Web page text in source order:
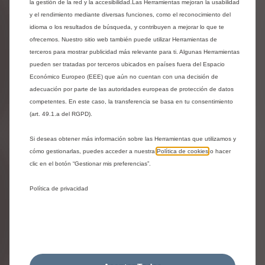
24,28€
Price
is
24,28
€
-
+
Quantity
updated
to:
1
Añadir a la cesta
la gestión de la red y la accesibilidad.Las Herramientas mejoran la usabilidad
y el rendimiento mediante diversas funciones, como el reconocimiento del
idioma o los resultados de búsqueda, y contribuyen a mejorar lo que te
ofrecemos. Nuestro sitio web también puede utilizar Herramientas de
terceros para mostrar publicidad más relevante para ti. Algunas Herramientas
pueden ser tratadas por terceros ubicados en países fuera del Espacio
Económico Europeo (EEE) que aún no cuentan con una decisión de
adecuación por parte de las autoridades europeas de protección de datos
competentes. En este caso, la transferencia se basa en tu consentimiento
(art. 49.1.a del RGPD).
Si deseas obtener más información sobre las Herramientas que utilizamos y
cómo gestionarlas, puedes acceder a nuestra Política de cookies o hacer
clic en el botón “Gestionar mis preferencias”.
Política de privacidad